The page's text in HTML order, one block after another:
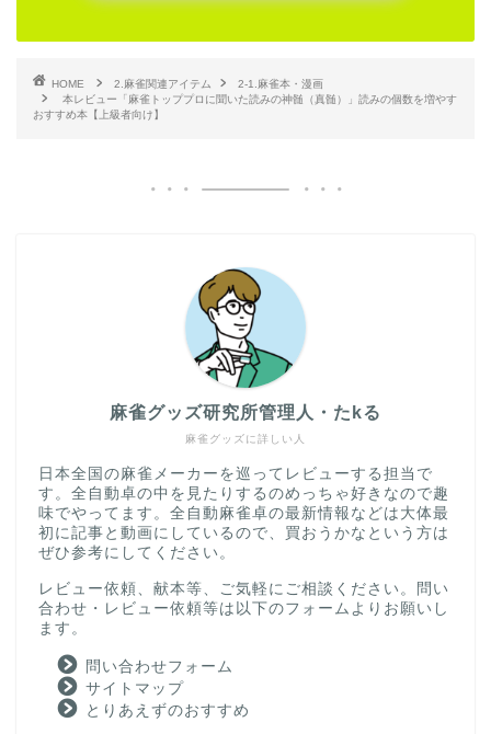
HOME 2.麻雀関連アイテム
2-1.麻雀本・漫画
本レビュー「麻雀トッププロに聞いた読みの神髄（真髄）」読みの個数を増やす
おすすめ本【上級者向け】
麻雀グッズに詳しい人
麻雀グッズ研究所管理人・たkる
日本全国の麻雀メーカーを巡ってレビューする担当で
す。全自動卓の中を見たりするのめっちゃ好きなので趣
味でやってます。全自動麻雀卓の最新情報などは大体最
初に記事と動画にしているので、買おうかなという方は
ぜひ参考にしてください。
レビュー依頼、献本等、ご気軽にご相談ください。問い
合わせ・レビュー依頼等は以下のフォームよりお願いし
ます。
問い合わせフォーム
サイトマップ
とりあえずのおすすめ